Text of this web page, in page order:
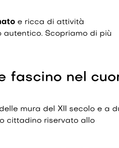
e ricca di attività
autentico. Scopriamo di più
fascino nel
mura del XII secolo e a
cittadino riservato allo